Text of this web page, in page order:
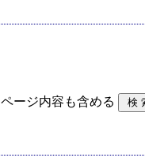
ページ内容も含める